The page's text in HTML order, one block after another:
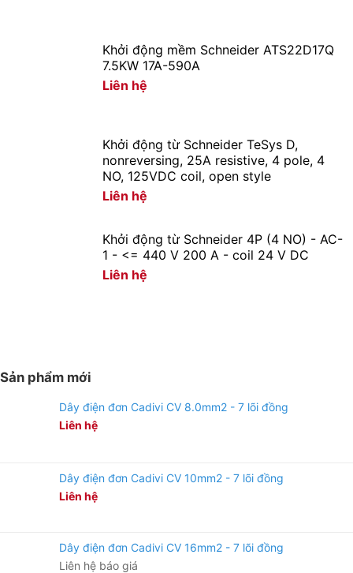
Khởi động mềm Schneider ATS22D17Q
7.5KW 17A-590A
Liên hệ
Khởi động từ Schneider TeSys D,
nonreversing, 25A resistive, 4 pole, 4
NO, 125VDC coil, open style
Liên hệ
Khởi động từ Schneider 4P (4 NO) - AC-
1 - <= 440 V 200 A - coil 24 V DC
Liên hệ
Sản phẩm mới
Dây điện đơn Cadivi CV 8.0mm2 - 7 lõi đồng
Liên hệ
Dây điện đơn Cadivi CV 10mm2 - 7 lõi đồng
Liên hệ
Dây điện đơn Cadivi CV 16mm2 - 7 lõi đồng
Liên hệ báo giá